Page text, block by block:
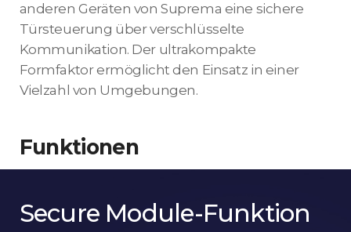
anderen Geräten von Suprema eine sichere
Türsteuerung über verschlüsselte
Kommunikation. Der ultrakompakte
Formfaktor ermöglicht den Einsatz in einer
Vielzahl von Umgebungen.
Funktionen
Secure Module-Funktion